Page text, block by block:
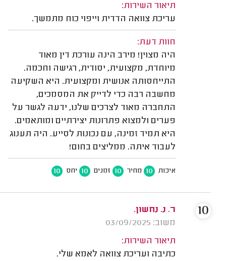
תיאור השירות:
עריכת צוואה הדדית וייפוי כוח מתמשך.
חוות דעת:
היה מצוין! מירב הינה עורכת דין מאוד
מיוחדת, מקצועית, יסודית, רגישה וחכמה.
התייחסותה אנושית ומקצועית. היא השקיעה
מחשבה רבה כדי לדייק את המסמכים,
התחברה מאוד לצרכים שלנו, ידעה לגשר על
פערים ולמצוא פתרונות יצירתיים ומותאמים.
היא תמיד זמינה, עם נכונות לסייע. היה תענוג
לעבוד איתה. ממליצים בחום!
איכות 10 מחיר 10 זמנים 10 יחס 10
ר. נ. נחשון.
משוב: 03/09/2025
תיאור השירות:
כתיבה ועריכת צוואה לאמא שלי.
10